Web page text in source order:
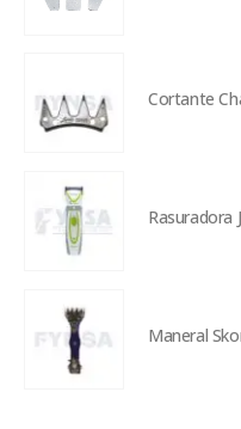
Cortante
Rasuradora
Maneral